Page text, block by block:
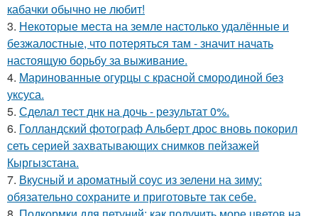
кабачки обычно не любит!
3. Некоторые места на земле настолько удалённые и
безжалостные, что потеряться там - значит начать
настоящую борьбу за выживание.
4. Маринованные огурцы с красной смородиной без
уксуса.
5. Сделал тест днк на дочь - результат 0%.
6. Голландский фотограф Альберт дрос вновь покорил
сеть серией захватывающих снимков пейзажей
Кыргызстана.
7. Вкусный и ароматный соус из зелени на зиму:
обязательно сохраните и приготовьте так себе.